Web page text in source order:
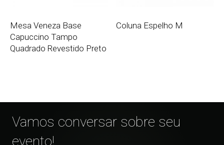
Mesa Veneza Base
Capuccino Tampo
Quadrado Revestido Preto
Coluna Espelho M
Vamos conversar sobre seu
evento!